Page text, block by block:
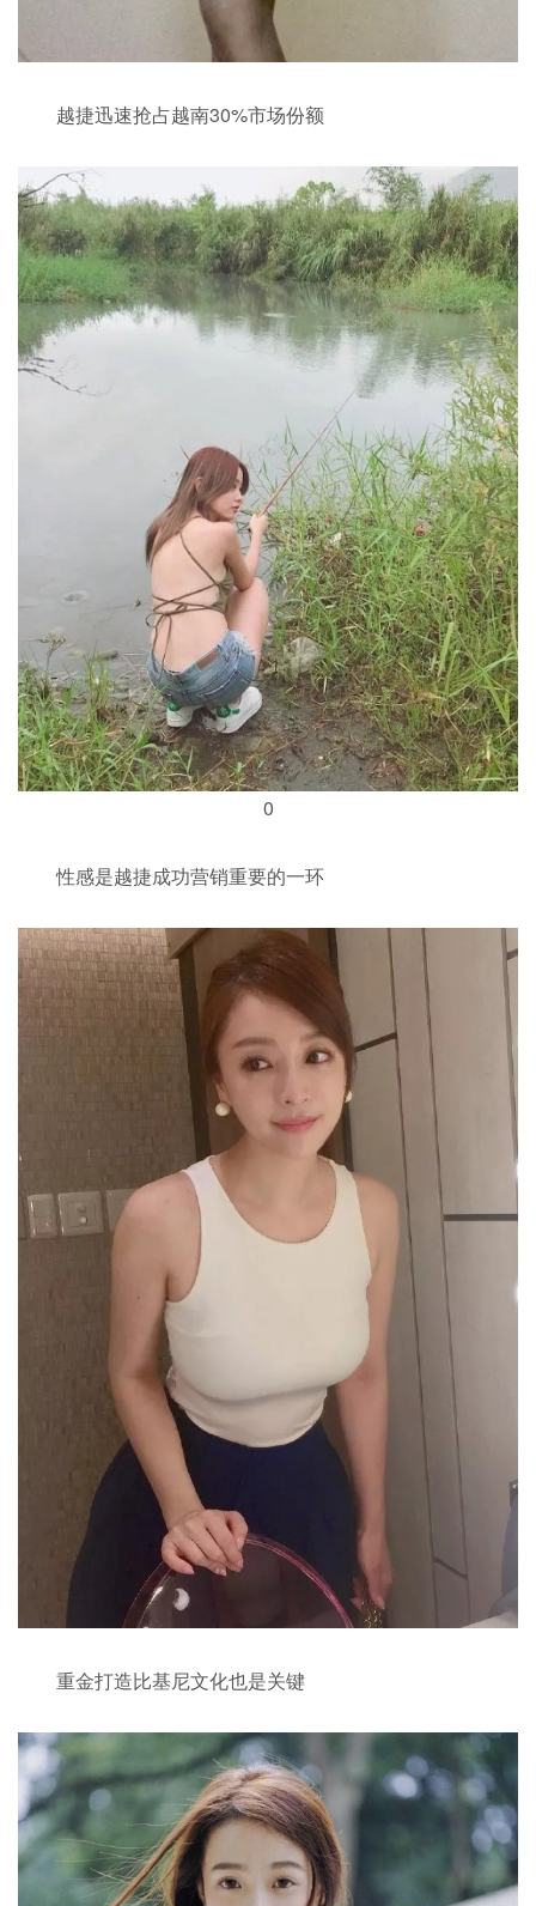
越捷迅速抢占越南30%市场份额
0
性感是越捷成功营销重要的一环
重金打造比基尼文化也是关键